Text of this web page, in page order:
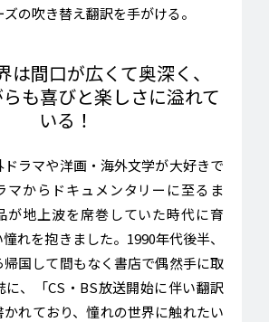
ズの吹き替え翻訳を手がける。
は間口が広くて奥深く、
も喜びと楽しさに溢れて
いる！
ラマや洋画・海外文学が大好きで
マからドキュメンタリーに至るま
が地上波を席巻していた時代に育
れを抱きました。1990年代後半、
国して間もなく書店で偶然手に取
に、「CS・BS放送開始に伴い翻訳
れており、憧れの世界に触れたい